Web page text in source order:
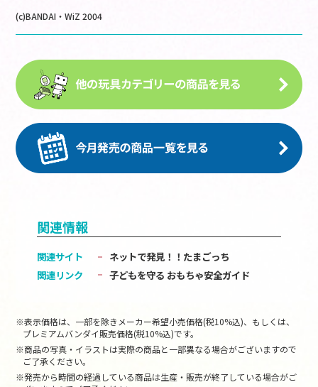
(c)BANDAI・WiZ 2004
関連情報
関連サイト
ネットで発見！！たまごっち
関連リンク
子どもを守る おもちゃ安全ガイド
※表示価格は、一部を除きメーカー希望小売価格(税10%込)、もしくは、
プレミアムバンダイ販売価格(税10%込)です。
※商品の写真・イラストは実際の商品と一部異なる場合がございますので
ご了承ください。
※発売から時間の経過している商品は生産・販売が終了している場合がご